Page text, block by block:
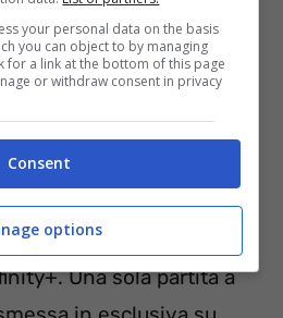
Fati. All. Xavi
la Champions
dellaChampions
trasmesse su
Una sola partita a
your personal data on the basis
you can object to by managing
for a link at the bottom of this page
or withdraw consent in privacy
Consent
options